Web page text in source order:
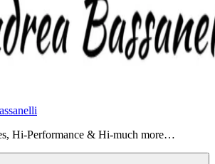
Hi-Performance & Hi-much more…